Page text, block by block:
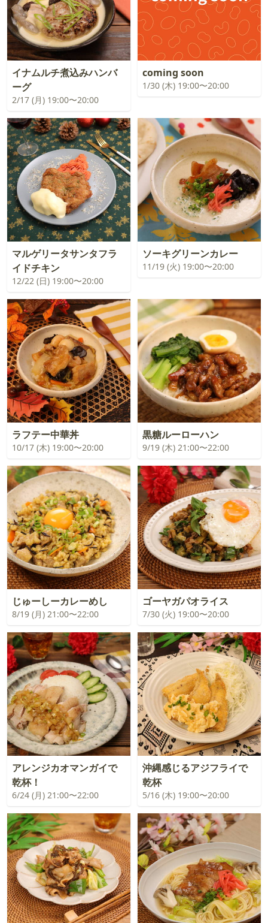
イナムルチ煮込みハンバ
ーグ
2/17 (月) 19:00〜20:00
coming soon
1/30 (木) 19:00〜20:00
マルゲリータサンタフラ
イドチキン
12/22 (日) 19:00〜20:00
ソーキグリーンカレー
11/19 (火) 19:00〜20:00
ラフテー中華丼
10/17 (木) 19:00〜20:00
黒糖ルーローハン
9/19 (木) 21:00〜22:00
じゅーしーカレーめし
8/19 (月) 21:00〜22:00
ゴーヤガパオライス
7/30 (火) 19:00〜20:00
アレンジカオマンガイで
乾杯！
6/24 (月) 21:00〜22:00
沖縄感じるアジフライで
乾杯
5/16 (木) 19:00〜20:00